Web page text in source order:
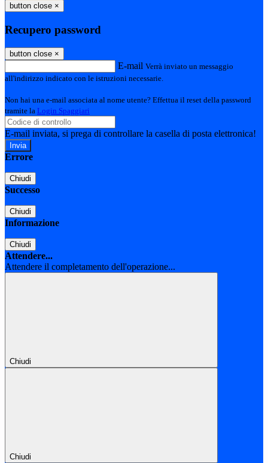
button close ×
Recupero password
button close ×
E-mail Verrà inviato un messaggio
all'indirizzo indicato con le istruzioni necessarie.
Non hai una e-mail associata al nome utente? Effettua il reset della password
tramite la Login Spaggiari
E-mail inviata, si prega di controllare la casella di posta elettronica!
Errore
Chiudi
Successo
Chiudi
Informazione
Chiudi
Attendere...
Attendere il completamento dell'operazione...
Chiudi
Chiudi